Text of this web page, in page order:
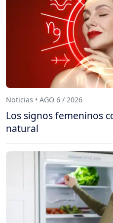
Noticias • AGO 6 / 2026
Los signos femeninos
natural